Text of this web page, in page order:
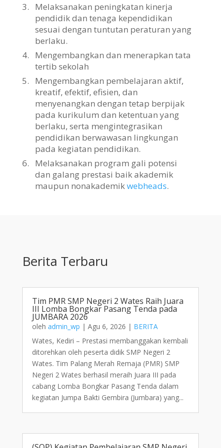
3.
Melaksanakan peningkatan kinerja
pendidik dan tenaga kependidikan
sesuai dengan tuntutan peraturan yang
berlaku.
4.
Mengembangkan dan menerapkan tata
tertib sekolah
5.
Mengembangkan pembelajaran aktif,
kreatif, efektif, efisien, dan
menyenangkan dengan tetap berpijak
pada kurikulum dan ketentuan yang
berlaku, serta mengintegrasikan
pendidikan berwawasan lingkungan
pada kegiatan pendidikan.
6.
Melaksanakan program gali potensi
dan galang prestasi baik akademik
maupun nonakademikwebheads.
Berita Terbaru
Tim PMR SMP Negeri 2 Wates Raih Juara
III Lomba Bongkar Pasang Tenda pada
JUMBARA 2026
oleh admin_wp | Agu 6, 2026 | BERITA
Wates, Kediri – Prestasi membanggakan kembali
ditorehkan oleh peserta didik SMP Negeri 2
Wates. Tim Palang Merah Remaja (PMR) SMP
Negeri 2 Wates berhasil meraih Juara III pada
cabang Lomba Bongkar Pasang Tenda dalam
kegiatan Jumpa Bakti Gembira (Jumbara) yang...